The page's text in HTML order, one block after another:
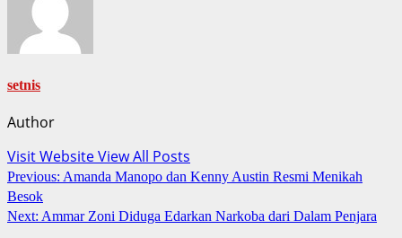
setnis
Author
Visit WebsiteView All Posts
Post
navigation
Previous: Amanda Manopo dan Kenny Austin Resmi Menikah
Besok
Next: Ammar Zoni Diduga Edarkan Narkoba dari Dalam Penjara